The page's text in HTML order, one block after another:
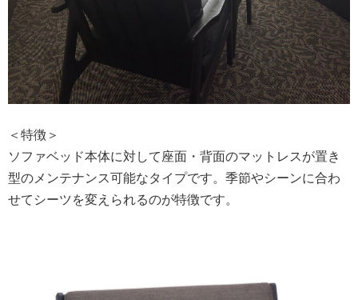
＜特徴＞
ソファベッド本体に対して座面・背面のマットレスが置き
型のメンテナンス可能なタイプです。季節やシーンに合わ
せてシーツを変えられるのが特徴です。